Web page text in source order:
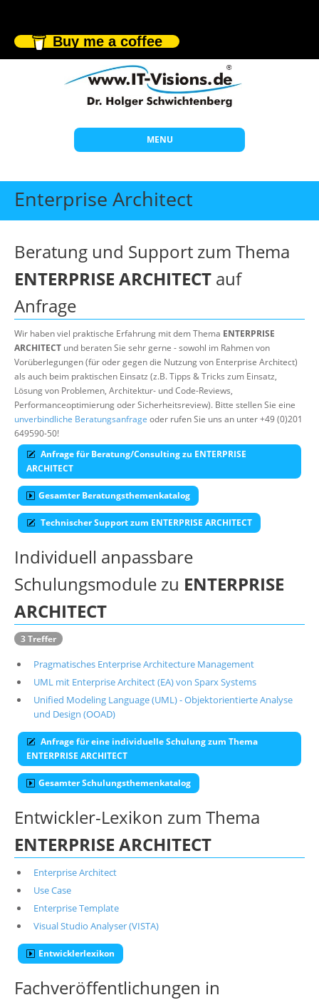
Buy me a coffee
MENU
Start
Themen
Individuelle Schulungen
Offene Seminare
Über uns
Suche
Enterprise Architect
Beratung und Support zum Thema
ENTERPRISE ARCHITECT auf
Anfrage
Wir haben viel praktische Erfahrung mit dem Thema ENTERPRISE
ARCHITECT und beraten Sie sehr gerne - sowohl im Rahmen von
Vorüberlegungen (für oder gegen die Nutzung von Enterprise Architect)
als auch beim praktischen Einsatz (z.B. Tipps & Tricks zum Einsatz,
Lösung von Problemen, Architektur- und Code-Reviews,
Performanceoptimierung oder Sicherheitsreview). Bitte stellen Sie eine
unverbindliche Beratungsanfrage oder rufen Sie uns an unter +49 (0)201
649590-50!
Anfrage für Beratung/Consulting zu ENTERPRISE
ARCHITECT
Gesamter Beratungsthemenkatalog
Technischer Support zum ENTERPRISE ARCHITECT
Individuell anpassbare
Schulungsmodule zu ENTERPRISE
ARCHITECT
3 Treffer
Pragmatisches Enterprise Architecture Management
UML mit Enterprise Architect (EA) von Sparx Systems
Unified Modeling Language (UML) - Objektorientierte Analyse
und Design (OOAD)
Anfrage für eine individuelle Schulung zum Thema
ENTERPRISE ARCHITECT
Gesamter Schulungsthemenkatalog
Entwickler-Lexikon zum Thema
ENTERPRISE ARCHITECT
Enterprise Architect
Use Case
Enterprise Template
Visual Studio Analyser (VISTA)
Entwicklerlexikon
Fachveröffentlichungen in